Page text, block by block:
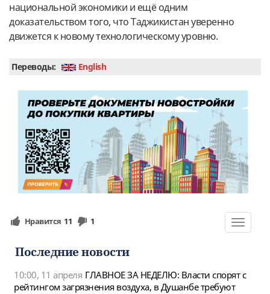
национальной экономики и ещё одним
доказательством того, что Таджикистан уверенно
движется к новому технологическому уровню.
Переводы: English
Toggle
Нравится 11 1
Последние новости
10:00, 11 апреля ГЛАВНОЕ ЗА НЕДЕЛЮ: Власти спорят с
рейтингом загрязнения воздуха, в Душанбе требуют